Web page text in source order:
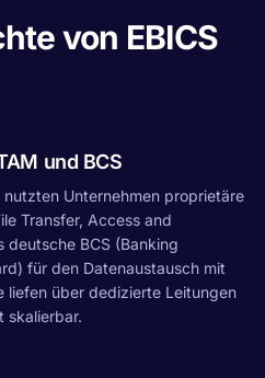
von EBICS
und BCS
nutzten Unternehmen proprietäre
Transfer, Access and
deutsche BCS (Banking
für den Datenaustausch mit
liefen über dedizierte Leitungen
skalierbar.